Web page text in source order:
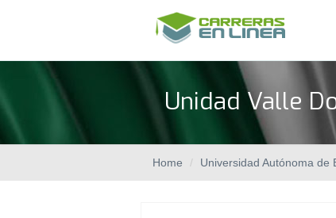
Unidad Valle
Home Universidad Autónoma de